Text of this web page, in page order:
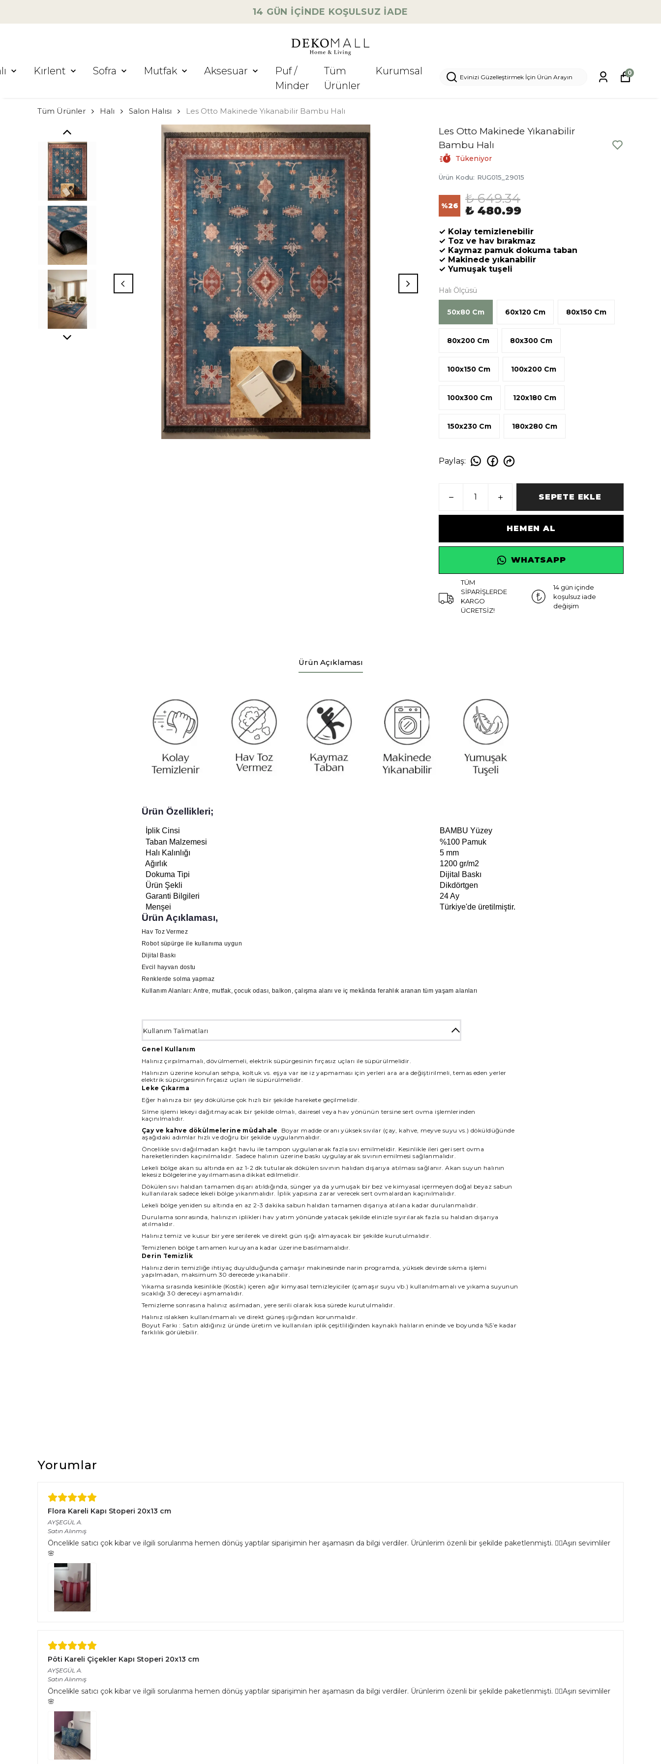
14 GÜN İÇİNDE KOŞULSUZ İADE
Kırlent Sofra Mutfak Aksesuar
Puf /
Minder
Tüm
Ürünler
Kurumsal 0
Tüm Ürünler Halı Salon Halısı Les Otto Makinede Yıkanabilir Bambu Halı
Les Otto Makinede Yıkanabilir
Bambu Halı
Tükeniyor
Ürün Kodu: RUG015_29015
%26 ₺ 649.34
₺ 480.99
✓ Kolay temizlenebilir
✓ Toz ve hav bırakmaz
✓ Kaymaz pamuk dokuma taban
✓ Makinede yıkanabilir
✓ Yumuşak tuşeli
Halı Ölçüsü
50x80 Cm 60x120 Cm 80x150 Cm
80x200 Cm 80x300 Cm
100x150 Cm 100x200 Cm
100x300 Cm 120x180 Cm
150x230 Cm 180x280 Cm
Paylaş:
SEPETE EKLE
HEMEN AL
WHATSAPP
TÜM
SİPARİŞLERDE
KARGO
ÜCRETSİZ!
14 gün içinde
koşulsuz iade
değişim
Ürün Açıklaması
Ürün Özellikleri;
İplik Cinsi
BAMBU Yüzey
Taban Malzemesi
%100 Pamuk
Halı Kalınlığı
5 mm
Ağırlık
1200 gr/m2
Dokuma Tipi
Dijital Baskı
Ürün Şekli
Dikdörtgen
Garanti Bilgileri
24 Ay
Menşei
Türkiye'de üretilmiştir.
Ürün Açıklaması,
Hav Toz Vermez
Robot süpürge ile kullanıma uygun
Dijital Baskı
Evcil hayvan dostu
Renklerde solma yapmaz
Kullanım Alanları: Antre, mutfak, çocuk odası, balkon, çalışma alanı ve iç mekânda ferahlık aranan tüm yaşam alanları
Kullanım Talimatları
Genel Kullanım
Halınız çırpılmamalı, dövülmemeli, elektrik süpürgesinin fırçasız uçları ile süpürülmelidir.
Halınızın üzerine konulan sehpa, koltuk vs. eşya var ise iz yapmaması için yerleri ara ara değiştirilmeli, temas eden yerler
elektrik süpürgesinin fırçasız uçları ile süpürülmelidir.
Leke Çıkarma
Eğer halınıza bir şey dökülürse çok hızlı bir şekilde harekete geçilmelidir.
Silme işlemi lekeyi dağıtmayacak bir şekilde olmalı, dairesel veya hav yönünün tersine sert ovma işlemlerinden
kaçınılmalıdır.
Çay ve kahve dökülmelerine müdahale
. Boyar madde oranı yüksek sıvılar (çay, kahve, meyve suyu vs.) döküldüğünde
aşağıdaki adımlar hızlı ve doğru bir şekilde uygulanmalıdır.
Öncelikle sıvı dağılmadan kağıt havlu ile tampon uygulanarak fazla sıvı emilmelidir. Kesinlikle ileri geri sert ovma
hareketlerinden kaçınılmalıdır. Sadece halının üzerine baskı uygulayarak sıvının emilmesi sağlanmalıdır.
Lekeli bölge akan su altında en az 1-2 dk tutularak dökülen sıvının halıdan dışarıya atılması sağlanır. Akan suyun halının
lekesiz bölgelerine yayılmamasına dikkat edilmelidir.
Dökülen sıvı halıdan tamamen dışarı atıldığında, sünger ya da yumuşak bir bez ve kimyasal içermeyen doğal beyaz sabun
kullanılarak sadece lekeli bölge yıkanmalıdır. İplik yapısına zarar verecek sert ovmalardan kaçınılmalıdır.
Lekeli bölge yeniden su altında en az 2-3 dakika sabun halıdan tamamen dışarıya atılana kadar durulanmalıdır.
Durulama sonrasında, halınızın iplikleri hav yatım yönünde yatacak şekilde elinizle sıyırılarak fazla su halıdan dışarıya
atılmalıdır.
Halınız temiz ve kusur bir yere serilerek ve direkt gün ışığı almayacak bir şekilde kurutulmalıdır.
Temizlenen bölge tamamen kuruyana kadar üzerine basılmamalıdır.
Derin Temizlik
Halınız derin temizliğe ihtiyaç duyulduğunda çamaşır makinesinde narin programda, yüksek devirde sıkma işlemi
yapılmadan, maksimum 30 derecede yıkanabilir.
Yıkama sırasında kesinlikle (Kostik) içeren ağır kimyasal temizleyiciler (çamaşır suyu vb.) kullanılmamalı ve yıkama suyunun
sıcaklığı 30 dereceyi aşmamalıdır.
Temizleme sonrasına halınız asılmadan, yere serili olarak kısa sürede kurutulmalıdır.
Halınız ıslakken kullanılmamalı ve direkt güneş ışığından korunmalıdır.
Boyut Farkı : Satın aldığınız üründe üretim ve kullanılan iplik çeşitliliğinden kaynaklı halıların eninde ve boyunda %5’e kadar
farklılık görülebilir.
Yorumlar
Flora Kareli Kapı Stoperi 20x13 cm
AYŞEGÜL A.
Satın Alınmış
Öncelikle satıcı çok kibar ve ilgili sorularıma hemen dönüş yaptılar siparişimin her aşamasın da bilgi verdiler. Ürünlerim özenli bir şekilde paketlenmişti. 👌🏻Aşırı sevimliler
🌸
Pöti Kareli Çiçekler Kapı Stoperi 20x13 cm
AYŞEGÜL A.
Satın Alınmış
Öncelikle satıcı çok kibar ve ilgili sorularıma hemen dönüş yaptılar siparişimin her aşamasın da bilgi verdiler. Ürünlerim özenli bir şekilde paketlenmişti. 👌🏻Aşırı sevimliler
🌸